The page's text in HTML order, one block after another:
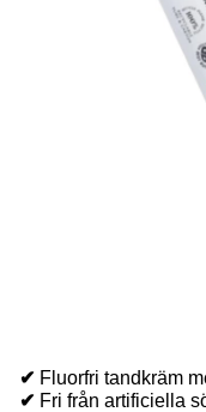
✔ Fluorfri tandkräm
✔ Fri från artificiella